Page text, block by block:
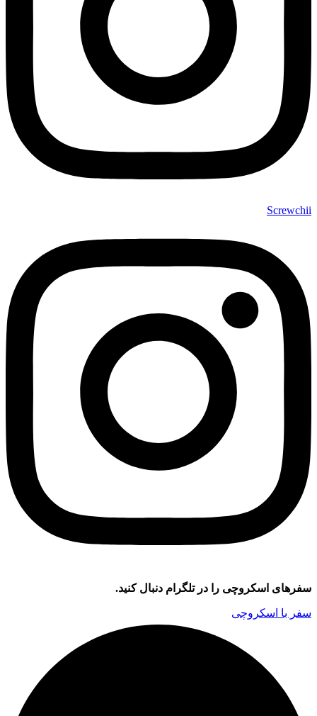
Screwchii
سفر‌های اسکروچی را در تلگرام دنبال کنید.
سفر با اسکروچی